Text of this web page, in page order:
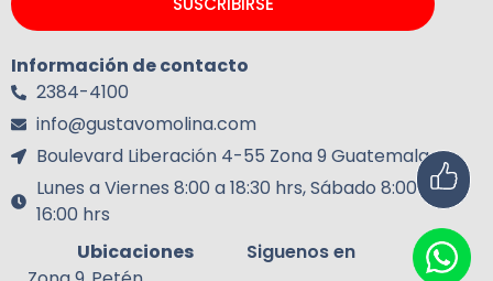
Información de contacto
2384-4100
info@gustavomolina.com
Boulevard Liberación 4-55 Zona 9 Guatemala.
Lunes a Viernes 8:00 a 18:30 hrs, Sábado 8:00 a
16:00 hrs
Ubicaciones
Siguenos en